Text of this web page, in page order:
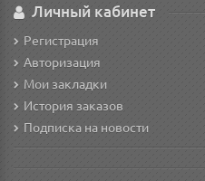
Личный кабинет
Регистрация
Авторизация
Мои закладки
История заказов
Подписка на новости